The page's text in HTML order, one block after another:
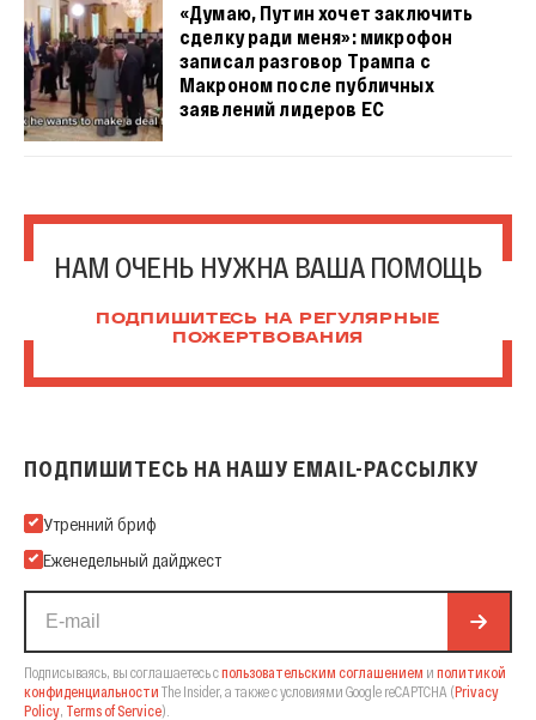
«Думаю, Путин хочет заключить
сделку ради меня»: микрофон
записал разговор Трампа с
Макроном после публичных
заявлений лидеров ЕС
НАМ ОЧЕНЬ НУЖНА ВАША ПОМОЩЬ
ПОДПИШИТЕСЬ НА РЕГУЛЯРНЫЕ
ПОЖЕРТВОВАНИЯ
ПОДПИШИТЕСЬ НА НАШУ EMAIL-РАССЫЛКУ
Подпишитесь на нашу Email-рассылку
Утренний бриф
Еженедельный дайджест
Подписываясь, вы соглашаетесь спользовательским соглашением и политикой
конфиденциальности The Insider, а также с условиями Google reCAPTCHA (Privacy
Policy Terms of Service).